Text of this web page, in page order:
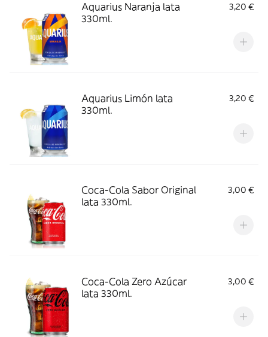
Aquarius Naranja lata
330ml.
3,20 €
Aquarius Limón lata
330ml.
3,20 €
Coca-Cola Sabor Original
lata 330ml.
3,00 €
Coca-Cola Zero Azúcar
lata 330ml.
3,00 €